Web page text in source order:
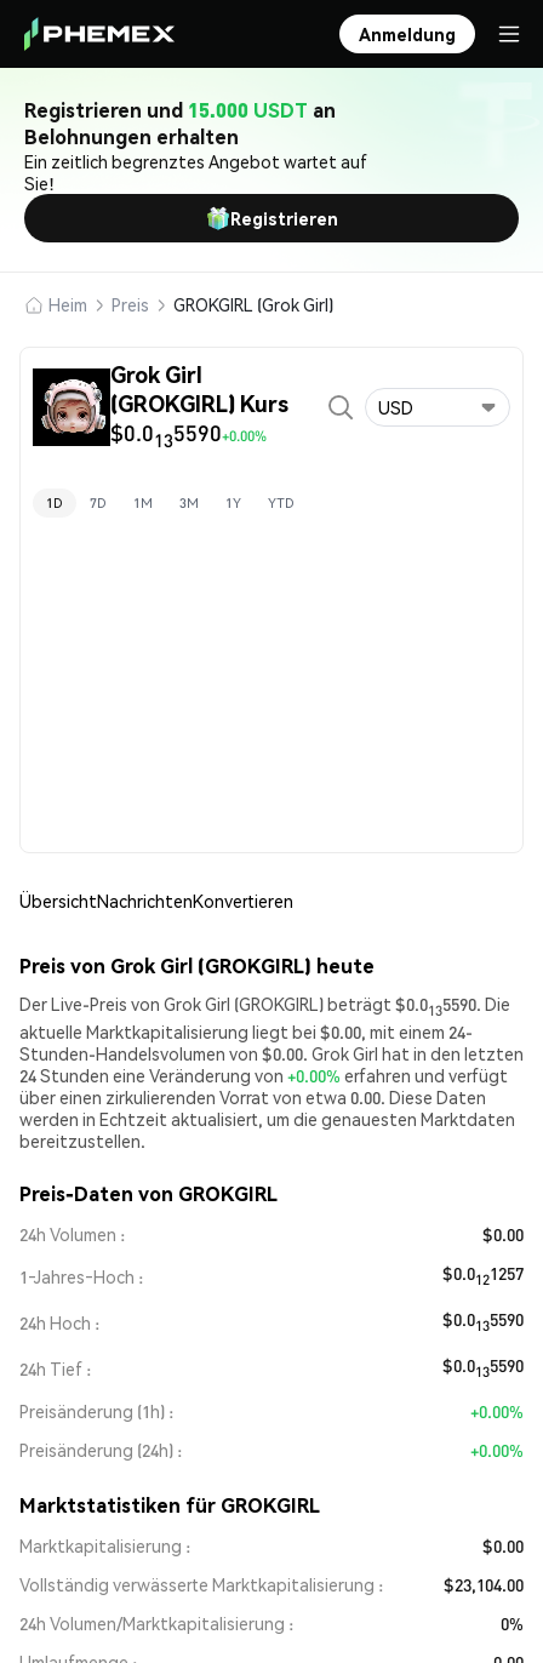
Anmeldung
Registrieren und 15.000 USDT an
Belohnungen erhalten
Ein zeitlich begrenztes Angebot wartet auf
Sie!
Registrieren
Heim Preis GROKGIRL (Grok Girl)
Grok Girl
(GROKGIRL) Kurs
$0.0135590+0.00%
USD
1D 7D 1M 3M 1Y YTD
ÜbersichtNachrichtenKonvertieren
Preis von Grok Girl (GROKGIRL) heute
Der Live-Preis von Grok Girl (GROKGIRL) beträgt $0.0135590. Die
aktuelle Marktkapitalisierung liegt bei $0.00, mit einem 24-
Stunden-Handelsvolumen von $0.00. Grok Girl hat in den letzten
24 Stunden eine Veränderung von +0.00% erfahren und verfügt
über einen zirkulierenden Vorrat von etwa 0.00. Diese Daten
werden in Echtzeit aktualisiert, um die genauesten Marktdaten
bereitzustellen.
Preis-Daten von GROKGIRL
24h Volumen
$0.00
1‑Jahres‑Hoch
$0.0121257
24h Hoch $0.0135590
24h Tief $0.0135590
Preisänderung (1h)
+0.00%
Preisänderung (24h)
+0.00%
Marktstatistiken für GROKGIRL
Marktkapitalisierung
$0.00
Vollständig verwässerte Marktkapitalisierung
$23,104.00
24h Volumen/Marktkapitalisierung
0%